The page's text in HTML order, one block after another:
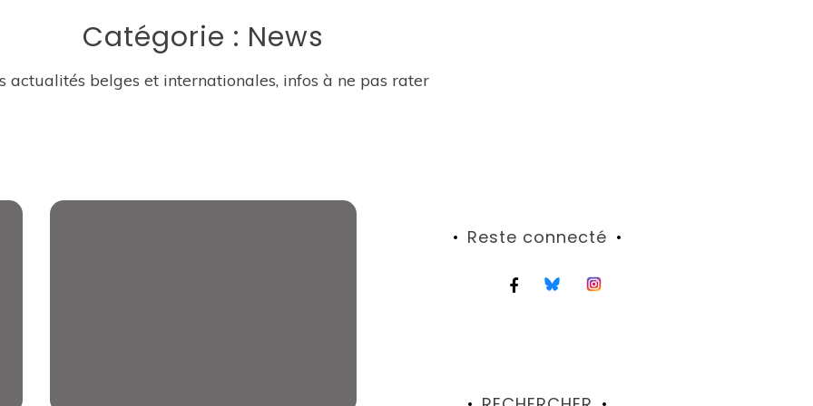
Catégorie : News
actualités belges et internationales, infos à ne pas rater
Reste connecté